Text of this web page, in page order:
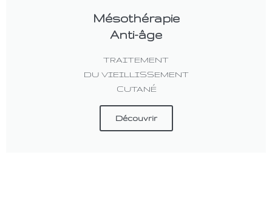
Mésothérapie
Anti-âge
TRAITEMENT
DU VIEILLISSEMENT
CUTANÉ
Découvrir